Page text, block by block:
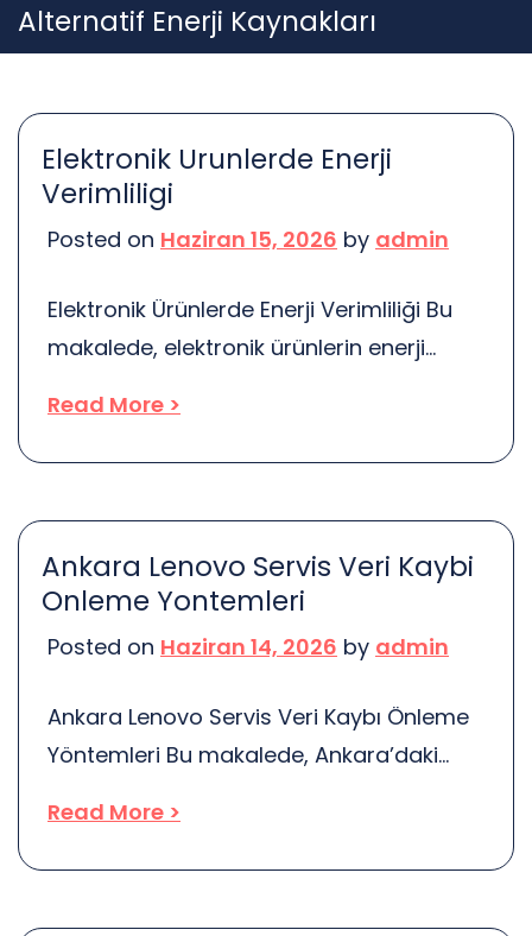
Skip
to
Alternatif Enerji Kaynakları
Elektronik Urunlerde Enerji
Verimliligi
Posted on Haziran 15, 2026 by admin
Elektronik Ürünlerde Enerji Verimliliği Bu
makalede, elektronik ürünlerin enerji
bilinci üzerine odaklanacağız.
Günümüzde, enerji tasarrufu sağlayan
önemli bir rol oynuyor. Herkes tasarruf
yapmayı ister, değil mi? Ama bu sadece
paradan tasarruf etmekle kalmıyor.
Enerji […]
Read More >
Ankara Lenovo Servis Veri Kaybi
Onleme Yontemleri
Posted on Haziran 14, 2026 by admin
Ankara Lenovo Servis Veri Kaybı Önleme
Yöntemleri Bu makalede, Ankara’daki
için uygulanabilecek yöntemler ve en iyi
uygulamalar hakkında bilgi verilecektir.
Read More >